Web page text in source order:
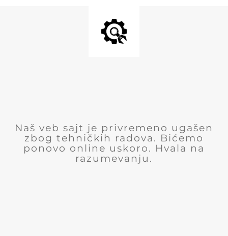
Naš veb sajt je privremeno ugašen
zbog tehničkih radova. Bićemo
ponovo online uskoro. Hvala na
razumevanju.